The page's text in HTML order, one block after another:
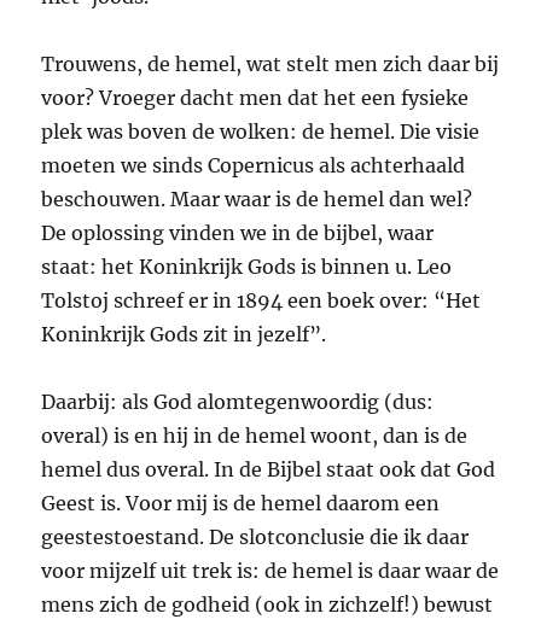
Trouwens, de hemel, wat stelt men zich daar bij
voor? Vroeger dacht men dat het een fysieke
plek was boven de wolken: de hemel. Die visie
moeten we sinds Copernicus als achterhaald
beschouwen. Maar waar is de hemel dan wel?
De oplossing vinden we in de bijbel, waar
staat: het Koninkrijk Gods is binnen u. Leo
Tolstoj schreef er in 1894 een boek over: “Het
Koninkrijk Gods zit in jezelf”.
Daarbij: als God alomtegenwoordig (dus:
overal) is en hij in de hemel woont, dan is de
hemel dus overal. In de Bijbel staat ook dat God
Geest is. Voor mij is de hemel daarom een
geestestoestand. De slotconclusie die ik daar
voor mijzelf uit trek is: de hemel is daar waar de
mens zich de godheid (ook in zichzelf!) bewust